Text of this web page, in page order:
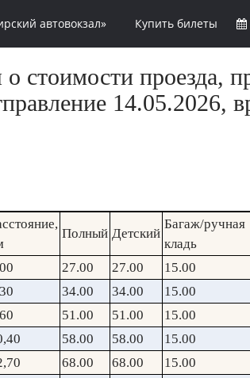
автовокзал» Купить билеты
стоимости проезда,
14.05.2026,
Полный Детский
Багаж/ручная
кладь
27.00 27.00 15.00
34.00 34.00 15.00
51.00 51.00 15.00
58.00 58.00 15.00
68.00 68.00 15.00